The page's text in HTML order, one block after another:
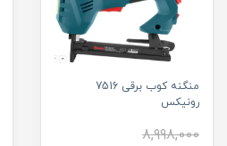
منگنه کوب برقی 7516
رونیکس
8,998,000